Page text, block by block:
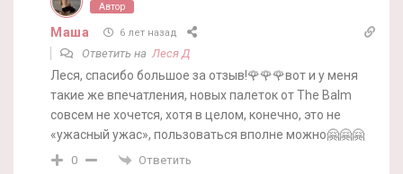
Автор
Маша 6 лет назад
Ответить на Леся Д
Леся, спасибо большое за отзыв!🌹🌹🌹вот и у меня
такие же впечатления, новых палеток от The Balm
совсем не хочется, хотя в целом, конечно, это не
«ужасный ужас», пользоваться вполне можно🤗🤗🤗
0 Ответить